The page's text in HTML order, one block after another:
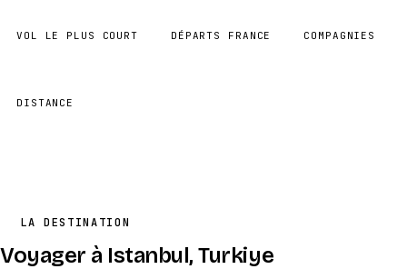
VOL LE PLUS COURT DÉPARTS FRANCE COMPAGNIES
DISTANCE
LA DESTINATION
Voyager à Istanbul, Turkiye